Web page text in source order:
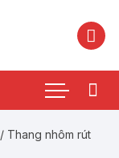
/ Thang nhôm rút